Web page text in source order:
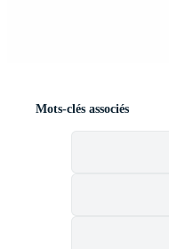
Mots-clés associés